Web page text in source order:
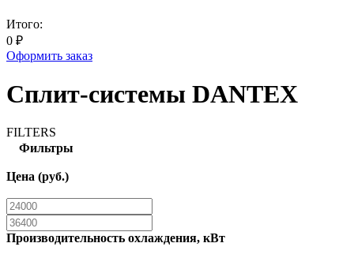
Итого:
0 ₽
Оформить заказ
Сплит-системы DANTEX
FILTERS
Фильтры
Цена (руб.)
Производительность охлаждения, кВт